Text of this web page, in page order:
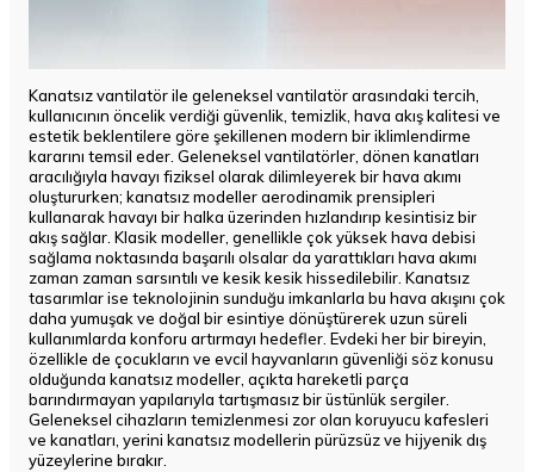
Kanatsız vantilatör ile geleneksel vantilatör arasındaki tercih,
kullanıcının öncelik verdiği güvenlik, temizlik, hava akış kalitesi ve
estetik beklentilere göre şekillenen modern bir iklimlendirme
kararını temsil eder. Geleneksel vantilatörler, dönen kanatları
aracılığıyla havayı fiziksel olarak dilimleyerek bir hava akımı
oluştururken; kanatsız modeller aerodinamik prensipleri
kullanarak havayı bir halka üzerinden hızlandırıp kesintisiz bir
akış sağlar. Klasik modeller, genellikle çok yüksek hava debisi
sağlama noktasında başarılı olsalar da yarattıkları hava akımı
zaman zaman sarsıntılı ve kesik kesik hissedilebilir. Kanatsız
tasarımlar ise teknolojinin sunduğu imkanlarla bu hava akışını çok
daha yumuşak ve doğal bir esintiye dönüştürerek uzun süreli
kullanımlarda konforu artırmayı hedefler. Evdeki her bir bireyin,
özellikle de çocukların ve evcil hayvanların güvenliği söz konusu
olduğunda kanatsız modeller, açıkta hareketli parça
barındırmayan yapılarıyla tartışmasız bir üstünlük sergiler.
Geleneksel cihazların temizlenmesi zor olan koruyucu kafesleri
ve kanatları, yerini kanatsız modellerin pürüzsüz ve hijyenik dış
yüzeylerine bırakır.